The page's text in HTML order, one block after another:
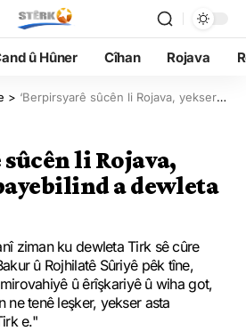
û Hûner Cîhan Rojava
> ‘Berpirsyarê sûcên li Rojava, yekser asta payebilind a dewleta Tirk’
li Rojava,
a dewleta
ziman ku dewleta Tirk sê cûre
û Rojhilatê Sûriyê pêk tîne,
û êrîşkariyê û wiha got,
ne tenê leşker, yekser asta
e."